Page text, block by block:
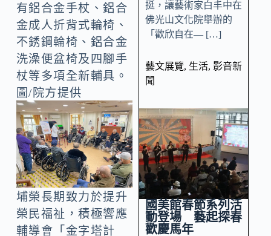
有鋁合金手杖、鋁合
金成人折背式輪椅、
不銹鋼輪椅、鋁合金
洗澡便盆椅及四腳手
杖等多項全新輔具。
圖/院方提供
埔榮長期致力於提升
榮民福祉，積極響應
輔導會「金字塔計
挺，讓藝術家白丰中在
佛光山文化院舉辦的
「歡欣自在— […]
藝文展覽, 生活, 影音新
聞
國美館春節系列活
動登場 藝起探春
歡慶馬年